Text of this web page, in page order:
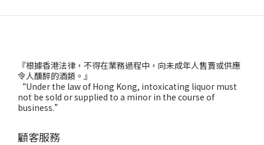
『根據香港法律，不得在業務過程中，向未成年人售賣或供應
令人醺醉的酒類。』
“Under the law of Hong Kong, intoxicating liquor must
not be sold or supplied to a minor in the course of
business.”
顧客服務